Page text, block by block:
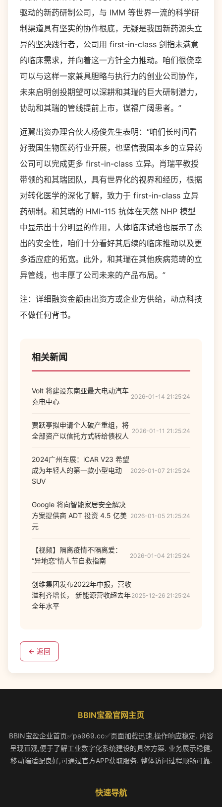
驱动的新药研制公司，与 IMM 等世界一流的科学研
制渠道具有坚实的协作根底，无疑是我国新药源头立
异的坚决践行者，公司用 first-in-class 剑指未满意
的临床需求，并向着这一方针全力推动。咱们很侥幸
可以与这样一家兼具胆略与执行力的创业公司协作，
未来启明创投期望可以深耕和其瑞的巨大研制潜力，
协助和其瑞的管线提前上市，谋福广阔患者。”
远翼出资办理合伙人杨俊先生表明：“咱们长时间看
好我国生物医药行业开展，也坚信我国本乡的立异药
公司可以完成更多 first-in-class 立异。肖瑞平教授
带领的和其瑞团队，具有世界化的视界和经历，根据
对转化医学的深化了解，致力于 first-in-class 立异
药研制。和其瑞的 HMI-115 抗体在天然 NHP 模型
中显示出十分明显的作用，人体临床试验也展示了杰
出的安全性，咱们十分看好其后续的临床推动以及更
多适应症的拓宽。此外，和其瑞在其他疾病范畴的立
异管线，也丰厚了公司未来的产品布局。”
注：详细融资金额由出资方或企业方供给，动点科技
不做任何背书。
相关新闻
Volt 将建设东南亚最大电动汽车
充电中心
2026-01-14 21:25:24
贾跃亭拟申请个人破产重组，将
全部资产以信托方式转给债权人
2026-01-11 21:25:24
2024广州车展：iCAR V23 希望
成为年轻人的第一款小型电动
SUV
2026-01-07 21:25:24
Google 将向智能家居安全解决
方案提供商 ADT 投资 4.5 亿美
元
2026-01-05 21:25:24
【视频】隔离疫情不隔离爱：
“异地恋”情人节自救指南
2026-01-04 21:25:24
创维集团发布2022年中报，营收
溢利齐增长， 新能源营收超去年
全年水平
2025-12-26 21:25:24
← 返回
BBIN宝盈官网主页
BBIN宝盈企业首页✅pa969.cc✅页面加载迅速,操作响应稳定. 内容
呈现直观,便于了解工业数字化系统建设的具体方案. 业务展示稳健,
移动端适配良好,可通过官方APP获取服务. 整体访问过程顺畅可靠.
快速导航